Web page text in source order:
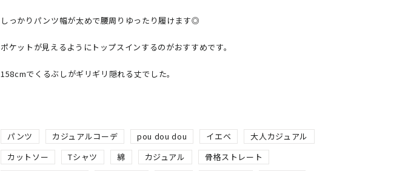
しっかりパンツ幅が太めで腰周りゆったり履けます◎
ポケットが見えるようにトップスインするのがおすすめです。
158cmでくるぶしがギリギリ隠れる丈でした。
パンツ カジュアルコーデ pou dou dou イエベ
大人カジュアル
カットソー
Tシャツ 綿 カジュアル
骨格ストレート